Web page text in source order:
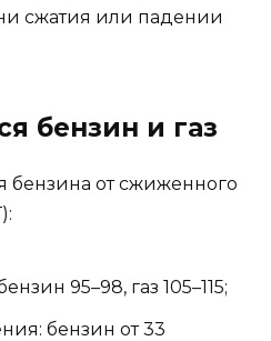
сжатия или падении
бензин и газ
бензина от сжиженного
95–98, газ 105–115;
бензин от 33